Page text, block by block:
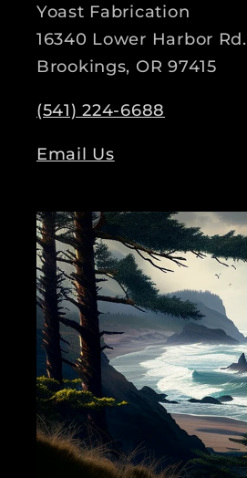
Yoast Fabrication
16340 Lower Harbor Rd.
Brookings, OR 97415
(541) 224-6688
Email Us